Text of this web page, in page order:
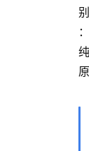
别
：
纯
原